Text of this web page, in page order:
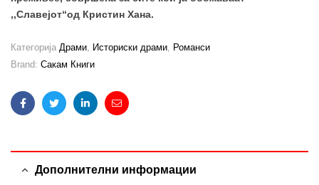
,,Славејот“од Кристин Хана.
Категорија Драми, Историски драми, Романси
Brand: Сакам Книги
FacebookTwitterLinkedinEmail
Дополнителни информации